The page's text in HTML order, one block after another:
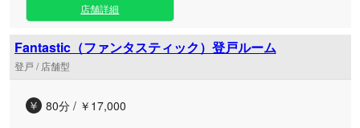
店舗詳細
Fantastic（ファンタスティック）登戸ルーム
登戸 / 店舗型
80分 / ￥17,000